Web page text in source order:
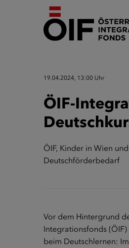
19.04.2024, 13:00 Uhr
ÖIF-
ÖIF, Kinder in Wien
Deutschförderbedarf
Vor dem Hintergrund
Integrationsfonds
beim Deutschlernen: